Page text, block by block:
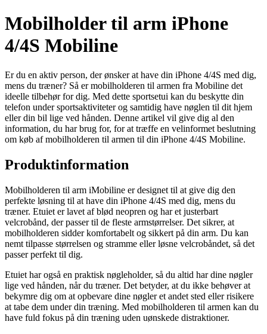
Mobilholder til arm iPhone
4/4S Mobiline
Er du en aktiv person, der ønsker at have din iPhone 4/4S med dig,
mens du træner? Så er mobilholderen til armen fra Mobiline det
ideelle tilbehør for dig. Med dette sportsetui kan du beskytte din
telefon under sportsaktiviteter og samtidig have nøglen til dit hjem
eller din bil lige ved hånden. Denne artikel vil give dig al den
information, du har brug for, for at træffe en velinformet beslutning
om køb af mobilholderen til armen til din iPhone 4/4S Mobiline.
Produktinformation
Mobilholderen til arm iMobiline er designet til at give dig den
perfekte løsning til at have din iPhone 4/4S med dig, mens du
træner. Etuiet er lavet af blød neopren og har et justerbart
velcrobånd, der passer til de fleste armstørrelser. Det sikrer, at
mobilholderen sidder komfortabelt og sikkert på din arm. Du kan
nemt tilpasse størrelsen og stramme eller løsne velcrobåndet, så det
passer perfekt til dig.
Etuiet har også en praktisk nøgleholder, så du altid har dine nøgler
lige ved hånden, når du træner. Det betyder, at du ikke behøver at
bekymre dig om at opbevare dine nøgler et andet sted eller risikere
at tabe dem under din træning. Med mobilholderen til armen kan du
have fuld fokus på din træning uden uønskede distraktioner.